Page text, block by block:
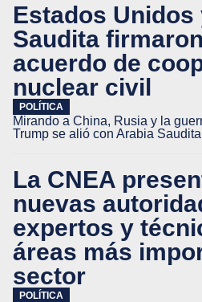
Estados Unidos
Saudita
acuerdo de
nuclear civil
POLÍTICA
Mirando a China, Rusia y la
Trump se alió con Arabia
La CNEA
nuevas
expertos y
áreas más
sector
POLÍTICA